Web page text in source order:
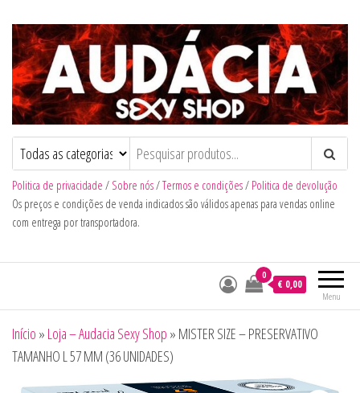
Audacia Sexy Shop
Politica de privacidade / Sobre nós/Termos e condições/ Politica de devolução
Os preços e condições de venda indicados são válidos apenas para vendas online
com entrega por transportadora.
Menu
0
€ 0,00
Início » Loja – Audacia Sexy Shop » MISTER SIZE – PRESERVATIVO
TAMANHO L 57 MM (36 UNIDADES)